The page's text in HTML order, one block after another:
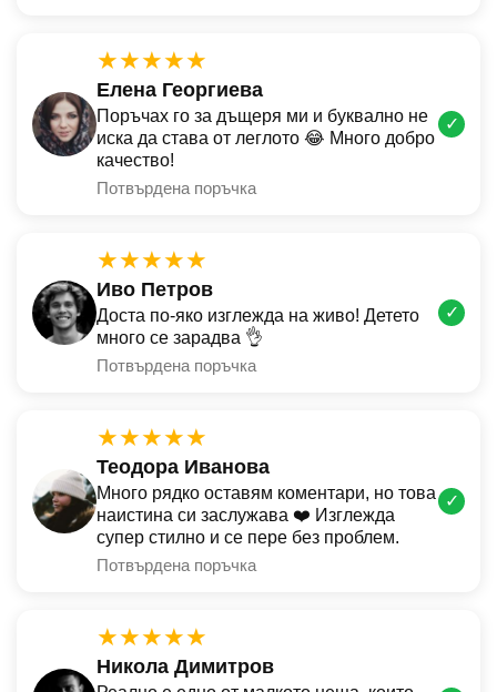
★★★★★
Елена Георгиева
Поръчах го за дъщеря ми и буквално не
иска да става от леглото 😂 Много добро
качество!
Потвърдена поръчка
✓
★★★★★
Иво Петров
Доста по-яко изглежда на живо! Детето
много се зарадва 👌
Потвърдена поръчка
✓
★★★★★
Теодора Иванова
Много рядко оставям коментари, но това
наистина си заслужава ❤️ Изглежда
супер стилно и се пере без проблем.
Потвърдена поръчка
✓
★★★★★
Никола Димитров